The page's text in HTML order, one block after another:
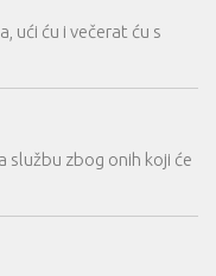
ući ću i večerat ću s
službu zbog onih koji će